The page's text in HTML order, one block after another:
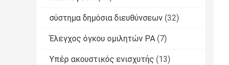
σύστημα δημόσια διευθύνσεων (32)
Έλεγχος όγκου ομιλητών PA (7)
Υπέρ ακουστικός ενισχυτής (13)